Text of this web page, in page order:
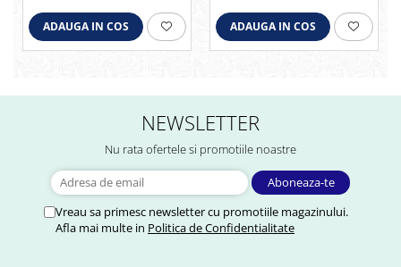
ADAUGA IN COS ADAUGA IN COS
NEWSLETTER
Nu rata ofertele si promotiile noastre
Vreau sa primesc newsletter cu promotiile magazinului.
Afla mai multe in Politica de Confidentialitate